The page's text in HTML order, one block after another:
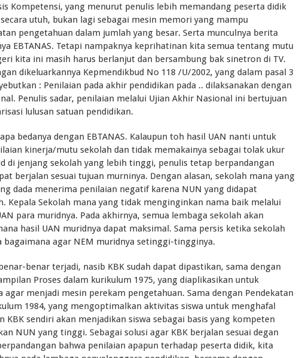
Kompetensi, yang menurut penulis lebih memandang peserta didik
utuh, bukan lagi sebagai mesin memori yang mampu
pengetahuan dalam jumlah yang besar. Serta munculnya berita
EBTANAS. Tetapi nampaknya keprihatinan kita semua tentang mutu
kita ini masih harus berlanjut dan bersambung bak sinetron di TV.
dikeluarkannya Kepmendikbud No 118 /U/2002, yang dalam pasal 3
: Penilaian pada akhir pendidikan pada .. dilaksanakan dengan
Penulis sadar, penilaian melalui Ujian Akhir Nasional ini bertujuan
lulusan satuan pendidikan.
bedanya dengan EBTANAS. Kalaupun toh hasil UAN nanti untuk
kinerja/mutu sekolah dan tidak memakainya sebagai tolak ukur
di jenjang sekolah yang lebih tinggi, penulis tetap berpandangan
berjalan sesuai tujuan murninya. Dengan alasan, sekolah mana yang
dada menerima penilaian negatif karena NUN yang didapat
Kepala Sekolah mana yang tidak menginginkan nama baik melalui
para muridnya. Pada akhirnya, semua lembaga sekolah akan
hasil UAN muridnya dapat maksimal. Sama persis ketika sekolah
bagaimana agar NEM muridnya setinggi-tingginya.
benar terjadi, nasib KBK sudah dapat dipastikan, sama dengan
Proses dalam kurikulum 1975, yang diaplikasikan untuk
agar menjadi mesin perekam pengetahuan. Sama dengan Pendekatan
1984, yang mengoptimalkan aktivitas siswa untuk menghafal
KBK sendiri akan menjadikan siswa sebagai basis yang kompeten
NUN yang tinggi. Sebagai solusi agar KBK berjalan sesuai degan
bahwa penilaian apapun terhadap peserta didik, kita